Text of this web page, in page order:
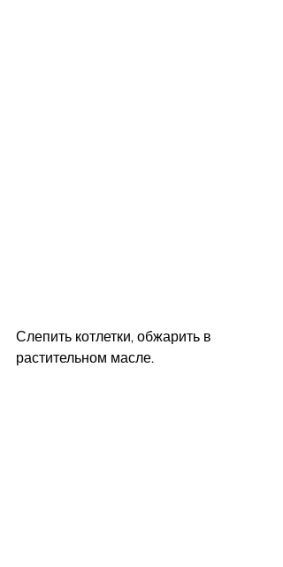
Слепить котлетки, обжарить в
растительном масле.